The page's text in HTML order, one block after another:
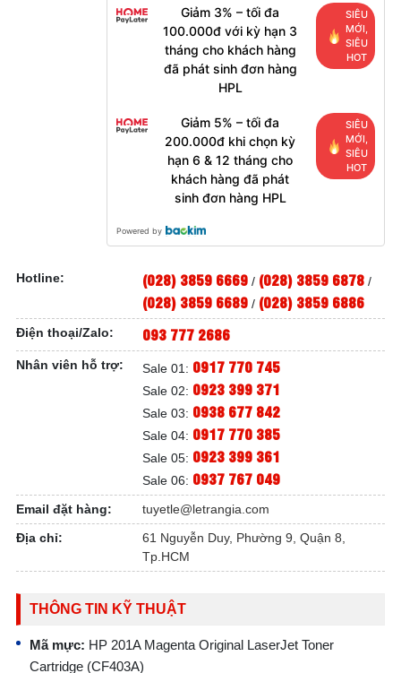
Giảm 3% – tối đa
100.000đ với kỳ hạn 3
tháng cho khách hàng
đã phát sinh đơn hàng
HPL
SIÊU
MỚI,
SIÊU
HOT
Giảm 5% – tối đa
200.000đ khi chọn kỳ
hạn 6 & 12 tháng cho
khách hàng đã phát
sinh đơn hàng HPL
SIÊU
MỚI,
SIÊU
HOT
Powered by
Hotline: (028) 3859 6669 / (028) 3859 6878 /
(028) 3859 6689 / (028) 3859 6886
Điện thoại/Zalo: 093 777 2686
Nhân viên hỗ trợ: Sale 01: 0917 770 745
Sale 02: 0923 399 371
Sale 03: 0938 677 842
Sale 04: 0917 770 385
Sale 05: 0923 399 361
Sale 06: 0937 767 049
Email đặt hàng:
tuyetle@letrangia.com
Địa chỉ:
61 Nguyễn Duy, Phường 9, Quận 8,
Tp.HCM
THÔNG TIN KỸ THUẬT
Mã mực: HP 201A Magenta Original LaserJet Toner
Cartridge (CF403A)